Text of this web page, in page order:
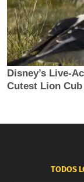
TODOS